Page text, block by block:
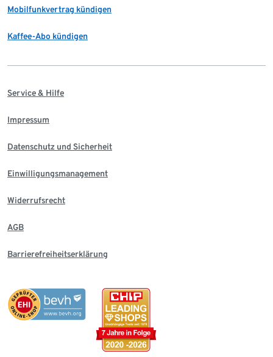
Mobilfunkvertrag kündigen
Kaffee-Abo kündigen
Service & Hilfe
Impressum
Datenschutz und Sicherheit
Einwilligungsmanagement
Widerrufsrecht
AGB
Barrierefreiheitserklärung